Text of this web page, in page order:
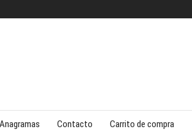
Contacto Carrito de compra